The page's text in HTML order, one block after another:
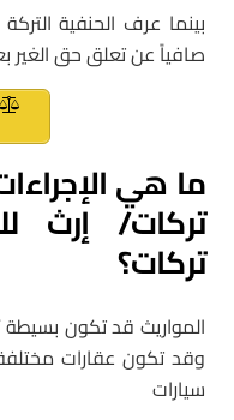
بينما عرف الحنفية
صافياً عن تعلق حق الغير
0545490035
ما هي
تركات/ إرث
تركات؟
المواريث قد تكون
وقد تكون عقارات
سيارات